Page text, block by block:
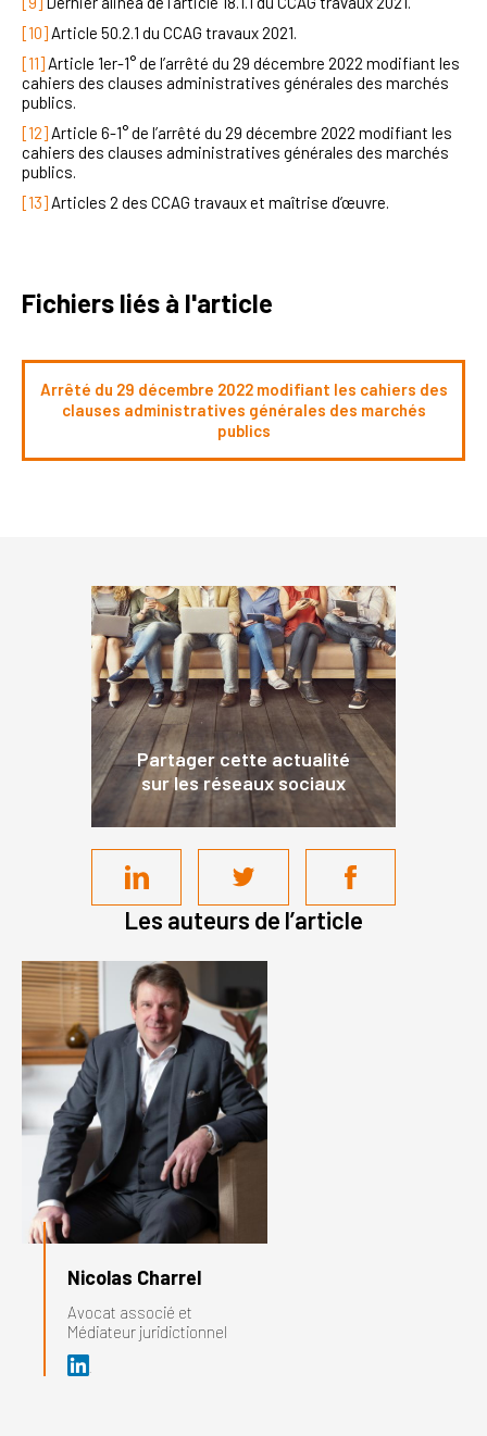
[10] Article 50.2.1 du CCAG travaux 2021.
[11] Article 1er-1° de l’arrêté du 29 décembre 2022 modifiant les
cahiers des clauses administratives générales des marchés
publics.
[12] Article 6-1° de l’arrêté du 29 décembre 2022 modifiant les
cahiers des clauses administratives générales des marchés
publics.
[13] Articles 2 des CCAG travaux et maîtrise d’œuvre.
Fichiers liés à l'article
Arrêté du 29 décembre 2022 modifiant les cahiers des
clauses administratives générales des marchés
publics
Partager cette actualité
sur les réseaux sociaux
Les auteurs de l’article
Nicolas Charrel
Avocat associé et
Médiateur juridictionnel